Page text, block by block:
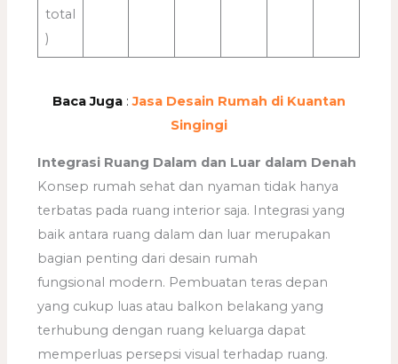
total
)
Baca Juga :Jasa Desain Rumah di Kuantan
Singingi
Integrasi Ruang Dalam dan Luar dalam Denah
Konsep rumah sehat dan nyaman tidak hanya
terbatas pada ruang interior saja. Integrasi yang
baik antara ruang dalam dan luar merupakan
bagian penting dari desain rumah
fungsional modern. Pembuatan teras depan
yang cukup luas atau balkon belakang yang
terhubung dengan ruang keluarga dapat
memperluas persepsi visual terhadap ruang.